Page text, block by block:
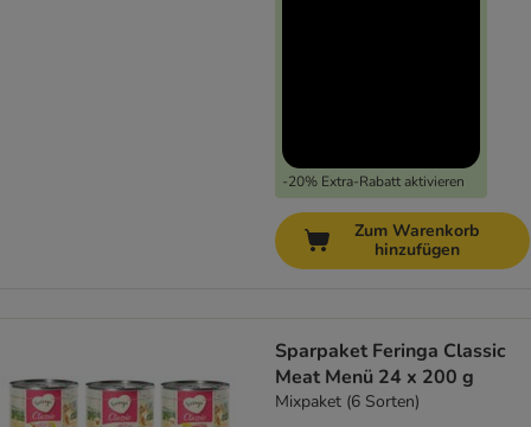
-20% Extra-Rabatt aktivieren
Zum Warenkorb
hinzufügen
Sparpaket Feringa Classic
Meat Menü 24 x 200 g
Mixpaket (6 Sorten)